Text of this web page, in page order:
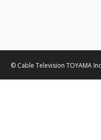
© Cable Television TOYAMA